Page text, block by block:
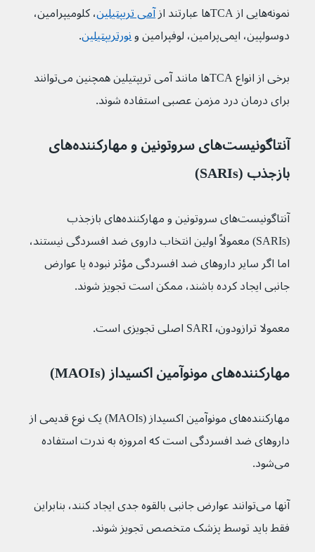
نمونه‌هایی از TCA‌ها عبارتند از
آمی تریپتیلین، کلومیپرامین،
دوسولپین، ایمی‌پرامین، لوفپرامین و
نورتریپتیلین.
برخی از انواع TCA‌ها مانند آمی تریپتیلین همچنین می‌توانند
برای درمان درد مزمن عصبی استفاده شوند.
آنتاگونیست‌های سروتونین و مهارکننده‌های
بازجذب (SARIs)
آنتاگونیست‌های سروتونین و مهارکننده‌های بازجذب
(SARIs) معمولاً اولین انتخاب داروی ضد افسردگی نیستند،
اما اگر سایر داروهای ضد افسردگی مؤثر نبوده یا عوارض
جانبی ایجاد کرده باشند، ممکن است تجویز شوند.
معمولا ترازودون٬ SARI اصلی تجویزی است.
مهارکننده‌های مونوآمین اکسیداز (MAOIs)
مهارکننده‌های مونوآمین اکسیداز (MAOIs) یک نوع قدیمی از
داروهای ضد افسردگی است که امروزه به ندرت استفاده
می‌شود.
آنها می‌توانند عوارض جانبی بالقوه جدی ایجاد کنند، بنابراین
فقط باید توسط پزشک متخصص تجویز شوند.